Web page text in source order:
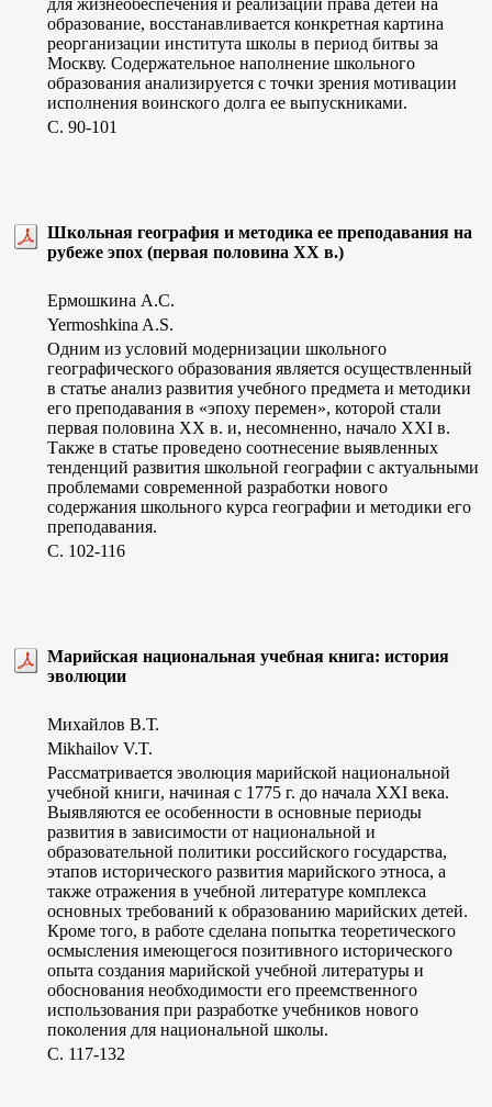
образование, восстанавливается конкретная картина
реорганизации института школы в период битвы за
Москву. Содержательное наполнение школьного
образования анализируется с точки зрения мотивации
исполнения воинского долга ее выпускниками.
C. 90-101
Школьная география и методика ее преподавания на
рубеже эпох (первая половина XX в.)
Ермошкина А.С.
Yermoshkina A.S.
Одним из условий модернизации школьного
географического образования является осуществленный
в статье анализ развития учебного предмета и методики
его преподавания в «эпоху перемен», которой стали
первая половина ХХ в. и, несомненно, начало ХХI в.
Также в статье проведено соотнесение выявленных
тенденций развития школьной географии с актуальными
проблемами современной разработки нового
содержания школьного курса географии и методики его
преподавания.
C. 102-116
Марийская национальная учебная книга: история
эволюции
Михайлов В.Т.
Mikhailov V.T.
Рассматривается эволюция марийской национальной
учебной книги, начиная с 1775 г. до начала XXI века.
Выявляются ее особенности в основные периоды
развития в зависимости от национальной и
образовательной политики российского государства,
этапов исторического развития марийского этноса, а
также отражения в учебной литературе комплекса
основных требований к образованию марийских детей.
Кроме того, в работе сделана попытка теоретического
осмысления имеющегося позитивного исторического
опыта создания марийской учебной литературы и
обоснования необходимости его преемственного
использования при разработке учебников нового
поколения для национальной школы.
C. 117-132